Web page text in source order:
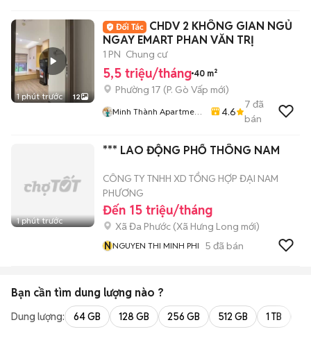
1 phút trước 12
CHDV 2 KHÔNG GIAN NGỦ
NGAY EMART PHAN VĂN TRỊ
1 PN Chung cư
5,5 triệu/tháng 40 m²
Phường 17 (P. Gò Vấp mới)
Minh Thành Apartment
4.6
7 đã
bán
1 phút trước
*** LAO ĐỘNG PHỔ THÔNG NAM
CÔNG TY TNHH XD TỔNG HỢP ĐẠI NAM
PHƯƠNG
Đến 15 triệu/tháng
Xã Đa Phước (Xã Hưng Long mới)
NNGUYEN THI MINH PHI 5 đã bán
Bạn cần tìm dung lượng nào ?
Dung lượng: 64 GB 128 GB 256 GB 512 GB 1 TB